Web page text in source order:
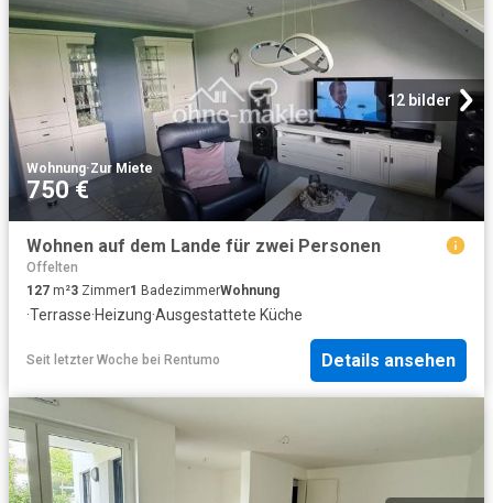
12 bilder
Wohnung·Zur Miete
750 €
Wohnen auf dem Lande für zwei Personen
Offelten
127 m²3 Zimmer1 BadezimmerWohnung
·Terrasse·Heizung·Ausgestattete Küche
Seit letzter Woche bei Rentumo Details ansehen